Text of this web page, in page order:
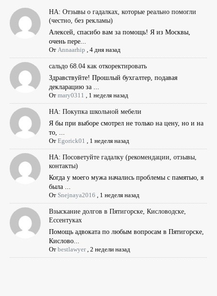
НА: Отзывы о гадалках, которые реально помогли
(честно, без рекламы)
Алексей, спасибо вам за помощь! Я из Москвы,
очень пере...
От Annaarhip ,4 дня назад
сальдо 68.04 как откоректировать
Здравствуйте! Прошлый бухгалтер, подавая
декларацию за ...
Отmary0311 1 неделя назад
НА: Покупка школьной мебели
Я бы при выборе смотрел не только на цену, но и на
то, ...
ОтEgorick01 1 неделя назад
НА: Посоветуйте гадалку (рекомендации, отзывы,
контакты)
Когда у моего мужа начались проблемы с памятью, я
была ...
От Snejnaya2016 1 неделя назад
Взыскание долгов в Пятигорске, Кисловодске,
Ессентуках
Помощь адвоката по любым вопросам в Пятигорске,
Кислово...
Отbestlawyer,2 недели назад